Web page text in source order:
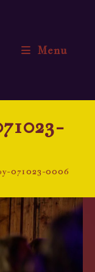
Menu
071023-0006